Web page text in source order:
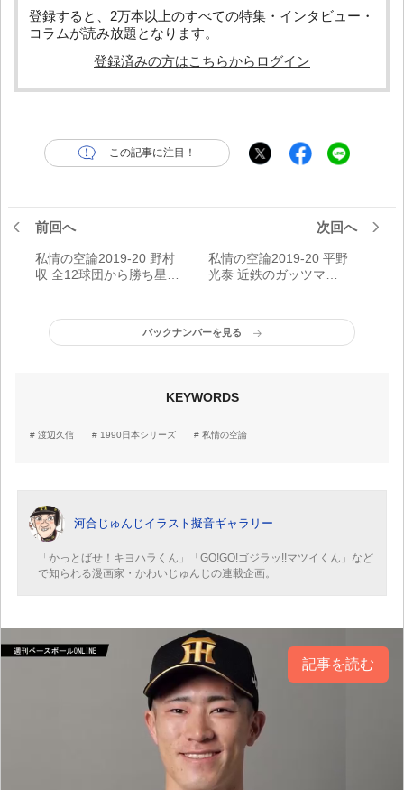
登録すると、2万本以上のすべての特集・インタビュー・
コラムが読み放題となります。
登録済みの方はこちらからログイン
この記事に注目！
前回へ
私情の空論2019-20 野村
収 全12球団から勝ち星を
次回へ
私情の空論2019-20 平野
光泰 近鉄のガッツマ
ム”!!
バックナンバーを見る
KEYWORDS
渡辺久信 1990日本シリーズ 私情の空論
河合じゅんじイラスト擬音ギャラリー
「かっとばせ！キヨハラくん」「GO!GO!ゴジラッ!!マツイくん」など
で知られる漫画家・かわいじゅんじの連載企画。
記事を読む